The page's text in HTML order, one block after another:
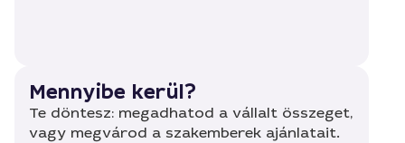
Mennyibe kerül?
Te döntesz: megadhatod a vállalt összeget,
vagy megvárod a szakemberek ajánlatait.